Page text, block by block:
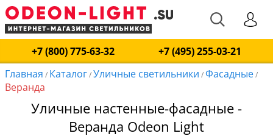
+7 (800) 775-63-32
+7 (495) 255-03-21
Главная / Каталог/Уличные светильники /Фасадные/
Веранда
Уличные настенные-фасадные -
Веранда Odeon Light